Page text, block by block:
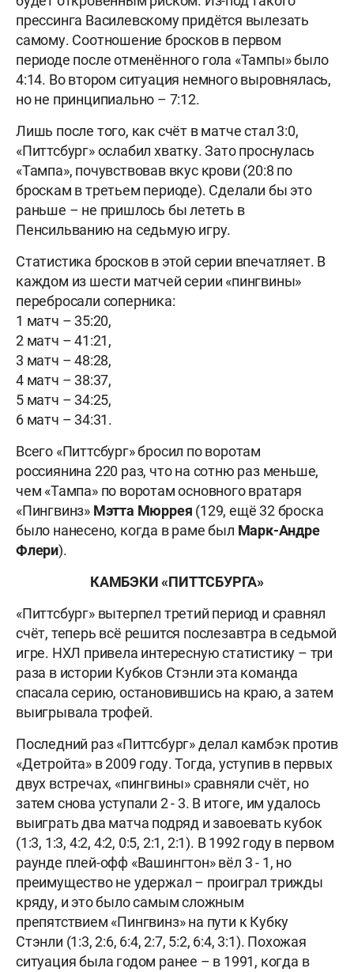
прессинга Василевскому придётся вылезать
самому. Соотношение бросков в первом
периоде после отменённого гола «Тампы» было
4:14. Во втором ситуация немного выровнялась,
но не принципиально – 7:12.
Лишь после того, как счёт в матче стал 3:0,
«Питтсбург» ослабил хватку. Зато проснулась
«Тампа», почувствовав вкус крови (20:8 по
броскам в третьем периоде). Сделали бы это
раньше – не пришлось бы лететь в
Пенсильванию на седьмую игру.
Статистика бросков в этой серии впечатляет. В
каждом из шести матчей серии «пингвины»
перебросали соперника:
1 матч – 35:20,
2 матч – 41:21,
3 матч – 48:28,
4 матч – 38:37,
5 матч – 34:25,
6 матч – 34:31.
Всего «Питтсбург» бросил по воротам
россиянина 220 раз, что на сотню раз меньше,
чем «Тампа» по воротам основного вратаря
«Пингвинз» Мэтта Мюррея (129, ещё 32 броска
было нанесено, когда в раме был Марк-Андре
Флери).
КАМБЭКИ «ПИТТСБУРГА»
«Питтсбург» вытерпел третий период и сравнял
счёт, теперь всё решится послезавтра в седьмой
игре. НХЛ привела интересную статистику – три
раза в истории Кубков Стэнли эта команда
спасала серию, остановившись на краю, а затем
выигрывала трофей.
Последний раз «Питтсбург» делал камбэк против
«Детройта» в 2009 году. Тогда, уступив в первых
двух встречах, «пингвины» сравняли счёт, но
затем снова уступали 2 - 3. В итоге, им удалось
выиграть два матча подряд и завоевать кубок
(1:3, 1:3, 4:2, 4:2, 0:5, 2:1, 2:1). В 1992 году в первом
раунде плей-офф «Вашингтон» вёл 3 - 1, но
преимущество не удержал – проиграл трижды
кряду, и это было самым сложным
препятствием «Пингвинз» на пути к Кубку
Стэнли (1:3, 2:6, 6:4, 2:7, 5:2, 6:4, 3:1). Похожая
ситуация была годом ранее – в 1991, когда в